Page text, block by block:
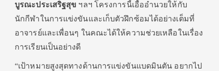
บูรณะประเสริฐสุข ฯลฯ โครงการนี้เอื้ออำนวยให้กับ
นักกีฬาในการแข่งขันและเก็บตัวฝึกซ้อมได้อย่างเต็มที่
อาจารย์และเพื่อนๆ ในคณะได้ให้ความช่วยเหลือในเรื่อง
การเรียนเป็นอย่างดี
“เป้าหมายสูงสุดทางด้านการแข่งขันแบดมินตัน อยากไป